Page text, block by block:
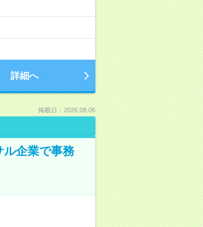
詳細へ
掲載日：2026.08.06
ル企業で事務